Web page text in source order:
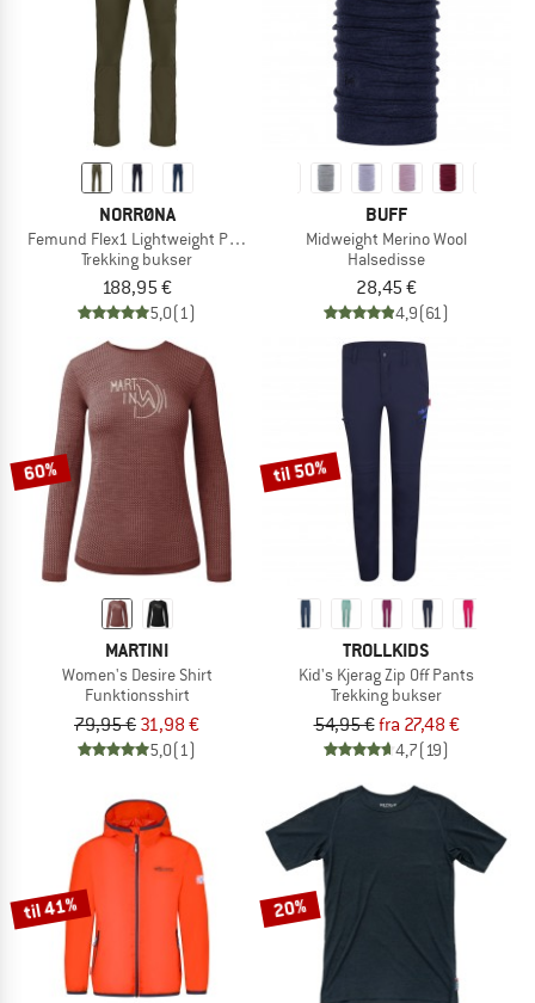
NORRØNA
Femund Flex1 Lightweight Pants
Trekking bukser
188,95 €
5,0(1)
BUFF
Midweight Merino Wool
Halsedisse
28,45 €
4,9(61)
60%
MARTINI
Women's Desire Shirt
Funktionsshirt
79,95 € 31,98 €
5,0(1)
til 50%
TROLLKIDS
Kid's Kjerag Zip Off Pants
Trekking bukser
54,95 €fra 27,48 €
4,7(19)
til 41% 20%